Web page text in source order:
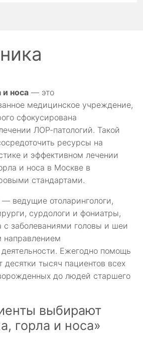
и носа — это
медицинское учреждение,
сфокусирована
ЛОР-патологий. Такой
ресурсы на
и эффективном лечении
и носа в Москве в
стандартами.
ведущие отоларингологи,
сурдологи и фониатры,
с заболеваниями головы и шеи
направлением
Ежегодно помощь
десятки тысяч пациентов всех
до людей старшего
выбирают
горла и носа»